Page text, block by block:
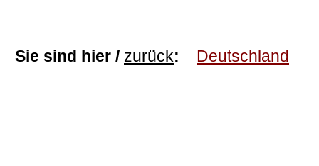
Sie sind hier / zurück: Deutschland